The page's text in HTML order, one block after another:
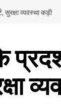
सुरक्षा व्यवस्था कड़ी